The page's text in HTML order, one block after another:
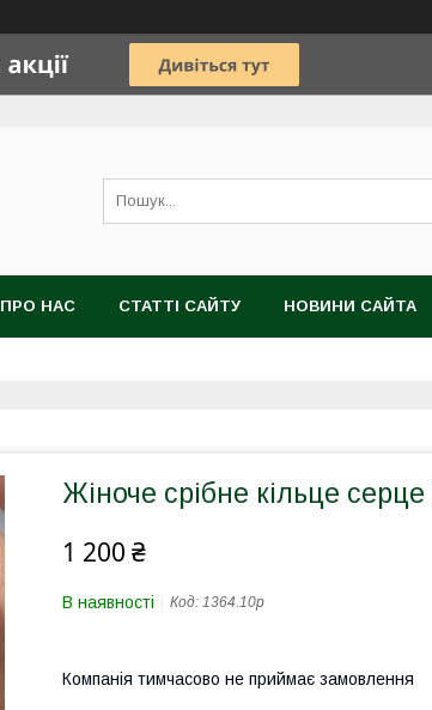
ПРО НАС СТАТТІ САЙТУ НОВИНИ САЙТА
Жіноче срібне кільце
1 200 ₴
В наявності Код: 1364.10р
Компанія тимчасово не приймає замовлення